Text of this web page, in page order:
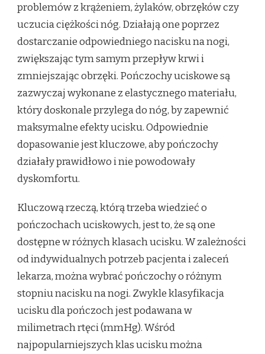
problemów z krążeniem, żylaków, obrzęków czy
uczucia ciężkości nóg. Działają one poprzez
dostarczanie odpowiedniego nacisku na nogi,
zwiększając tym samym przepływ krwi i
zmniejszając obrzęki. Pończochy uciskowe są
zazwyczaj wykonane z elastycznego materiału,
który doskonale przylega do nóg, by zapewnić
maksymalne efekty ucisku. Odpowiednie
dopasowanie jest kluczowe, aby pończochy
działały prawidłowo i nie powodowały
dyskomfortu.
Kluczową rzeczą, którą trzeba wiedzieć o
pończochach uciskowych, jest to, że są one
dostępne w różnych klasach ucisku. W zależności
od indywidualnych potrzeb pacjenta i zaleceń
lekarza, można wybrać pończochy o różnym
stopniu nacisku na nogi. Zwykle klasyfikacja
ucisku dla pończoch jest podawana w
milimetrach rtęci (mmHg). Wśród
najpopularniejszych klas ucisku można